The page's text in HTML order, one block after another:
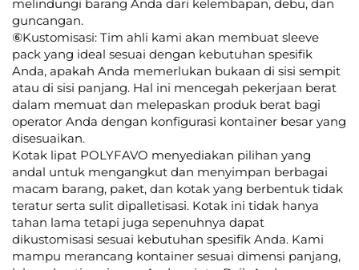
melindungi barang Anda dari kelembapan, debu, dan
guncangan.
⑥Kustomisasi: Tim ahli kami akan membuat sleeve
pack yang ideal sesuai dengan kebutuhan spesifik
Anda, apakah Anda memerlukan bukaan di sisi sempit
atau di sisi panjang. Hal ini mencegah pekerjaan berat
dalam memuat dan melepaskan produk berat bagi
operator Anda dengan konfigurasi kontainer besar yang
disesuaikan.
Kotak lipat POLYFAVO menyediakan pilihan yang
andal untuk mengangkut dan menyimpan berbagai
macam barang, paket, dan kotak yang berbentuk tidak
teratur serta sulit dipalletisasi. Kotak ini tidak hanya
tahan lama tetapi juga sepenuhnya dapat
dikustomisasi sesuai kebutuhan spesifik Anda. Kami
mampu merancang kontainer sesuai dimensi panjang,